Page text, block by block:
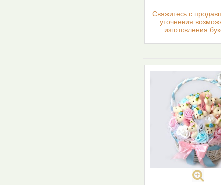
Cвяжитесь с
уточнения
изготовления